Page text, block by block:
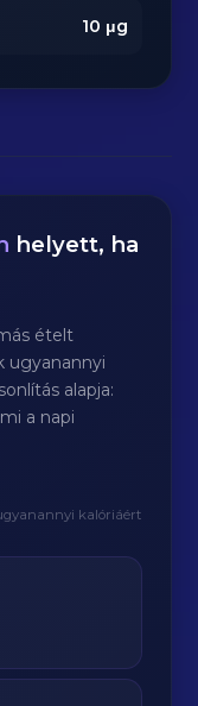
10 μg
helyett, ha
ételt
ugyanannyi
alapja:
a napi
kalóriáért